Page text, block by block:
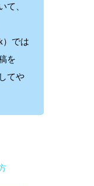
て、
）では
を
てや